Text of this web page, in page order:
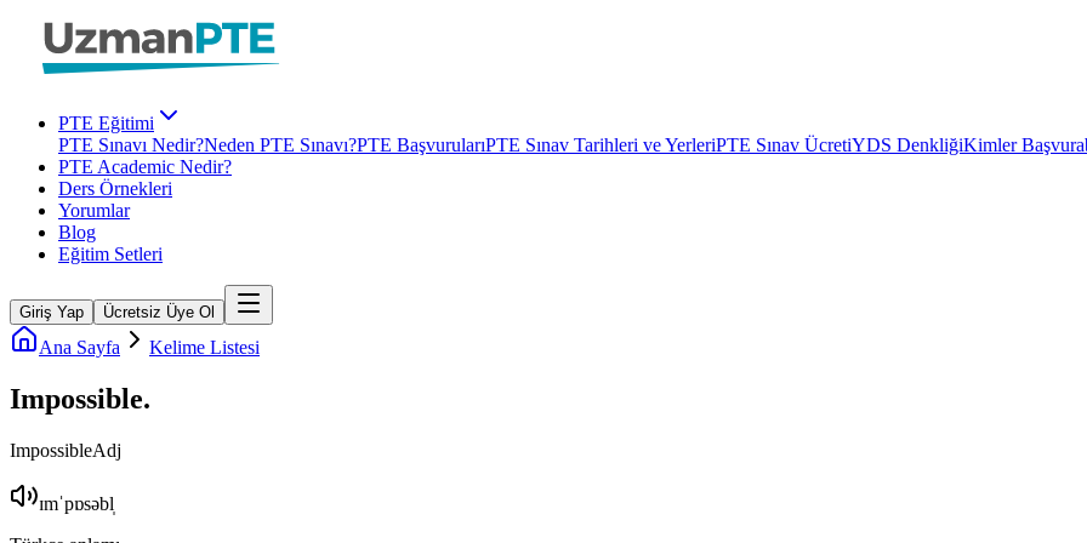
PTE Eğitimi
PTE Sınavı Nedir?Neden PTE Sınavı?PTE BaşvurularıPTE Sınav Tarihleri ve YerleriPTE Sınav ÜcretiYDS DenkliğiKimler
PTE Academic Nedir?
Ders Örnekleri
Yorumlar
Blog
Eğitim Setleri
Giriş Yap Ücretsiz Üye Ol
Ana Sayfa Kelime Listesi
Impossible.
ImpossibleAdj
ɪmˈpɒsəbl̩